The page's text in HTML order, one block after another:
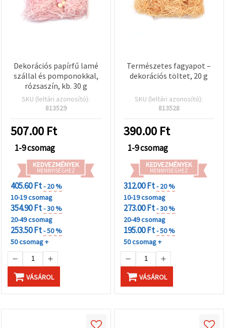
Dekorációs papírfű lamé
szállal és pomponokkal,
rózsaszín, kb. 30 g
SKU (leltári azonosító):
813529
507.00 Ft
1-9 csomag
KEDVEZMÉNYEK
MENNYISÉGHEZ
405.60 Ft- 20 %
10-19 csomag
354.90 Ft- 30 %
20-49 csomag
253.50 Ft- 50 %
50 csomag +
VÁSÁROL
Természetes fagyapot –
dekorációs töltet, 20 g
SKU (leltári azonosító):
813528
390.00 Ft
1-9 csomag
KEDVEZMÉNYEK
MENNYISÉGHEZ
312.00 Ft- 20 %
10-19 csomag
273.00 Ft- 30 %
20-49 csomag
195.00 Ft- 50 %
50 csomag +
VÁSÁROL